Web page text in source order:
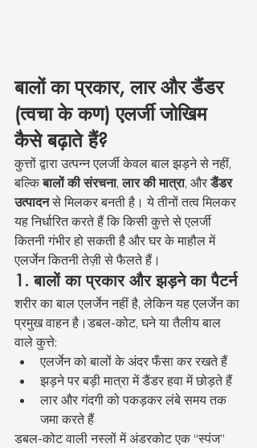
बालों का प्रकार, लार और डैंडर
(त्वचा के कण) एलर्जी जोखिम
कैसे बढ़ाते हैं?
कुत्तों द्वारा उत्पन्न एलर्जी केवल बाल झड़ने से नहीं,
बल्कि बालों की संरचना, लार की मात्रा, और डैंडर
उत्पादन से मिलकर बनती है। ये तीनों तत्व मिलकर
यह निर्धारित करते हैं कि किसी कुत्ते से एलर्जी
कितनी गंभीर हो सकती है और घर के माहौल में
एलर्जेन कितनी तेज़ी से फैलते हैं।
1. बालों का प्रकार और झड़ने का पैटर्न
शरीर का बाल एलर्जेन नहीं है, लेकिन यह एलर्जेन का
प्रमुख वाहन है।डबल-कोट, घने या तैलीय बाल
वाले कुत्ते:
एलर्जेन को बालों के अंदर फँसा कर रखते हैं
झड़ने पर बड़ी मात्रा में डैंडर हवा में छोड़ते हैं
लार और गंदगी को पकड़कर लंबे समय तक
जमा करते हैं
डबल-कोट वाली नस्लों में अंडरकोट एक “स्पंज”